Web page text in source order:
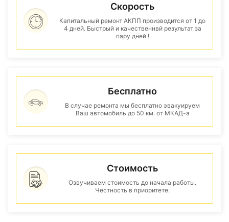
Скорость
Капитальный ремонт АКПП производится от 1 до
4 дней. Быстрый и качественнвй результат за
пару дней !
Бесплатно
В случае ремонта мы бесплатно эвакуируем
Ваш автомобиль до 50 км. от МКАД-а
Стоимость
Озвучиваем стоимость до начала работы.
Честность в приоритете.